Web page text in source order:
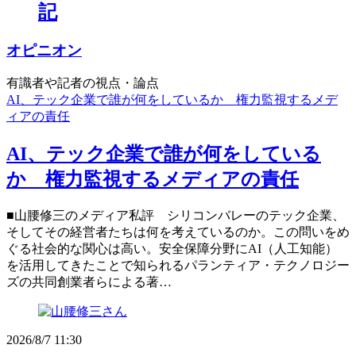
記
オピニオン
有識者や記者の視点・論点
AI、テック企業で誰が何をしているか 権力監視するメデ
ィアの責任
AI、テック企業で誰が何をしている
か 権力監視するメディアの責任
■山腰修三のメディア私評 シリコンバレーのテック企業、
そしてその経営者たちは何を考えているのか。この問いをめ
ぐる社会的な関心は高い。安全保障分野にAI（人工知能）
を活用してきたことで知られるパランティア・テクノロジー
ズの共同創業者らによる著…
2026/8/7 11:30